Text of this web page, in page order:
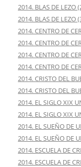
2014. BLAS DE LEZO
2014. BLAS DE LEZO
2014. CENTRO DE
2014. CENTRO DE
2014. CENTRO DE
2014. CENTRO DE
2014. CRISTO DEL
2014. CRISTO DEL
2014. EL SIGLO XIX
2014. EL SIGLO XIX
2014. EL SUEÑO DE
2014. EL SUEÑO DE
2014. ESCUELA DE
2014. ESCUELA DE